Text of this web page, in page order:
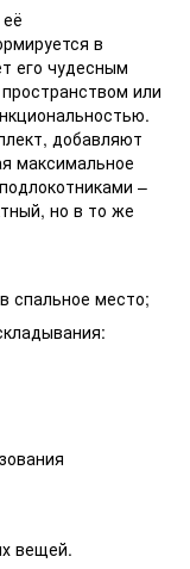
в
его чудесным
или
добавляют
максимальное
–
но в то же
спальное место;
вещей.